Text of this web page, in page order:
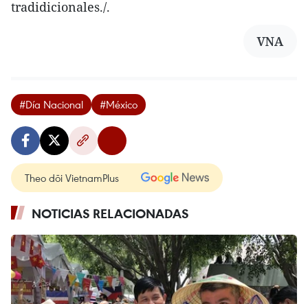
tradidicionales./.
VNA
#Día Nacional #México
Theo dõi VietnamPlus
NOTICIAS RELACIONADAS